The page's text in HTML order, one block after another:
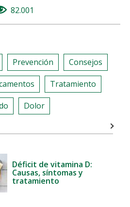
82.001
Prevención Consejos
Tratamiento
Dolor
Déficit de vitamina D:
Causas, síntomas y
tratamiento